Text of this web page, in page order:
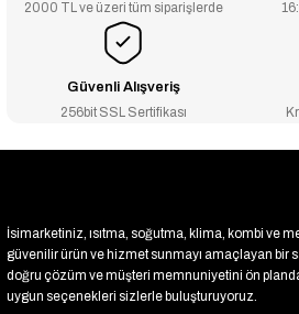
-2% İNDİRİM
1/2'' Sarı Düz Rakor - 1140 -2% İNDİRİM
11/2'' Sarı Dirsek -
2000 TL ve üzeri tüm siparişlerde
Güvenli Alışveriş
256bit SSL Sertifikası
İsimarketiniz, ısıtma, soğutma, klima, kombi ve
güvenilir ürün ve hizmet sunmayı amaçlayan bir
doğru çözüm ve müşteri memnuniyetini ön
uygun seçenekleri sizlerle buluşturuyoruz.